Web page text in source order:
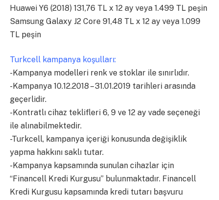
Huawei Y6 (2018) 131,76 TL x 12 ay veya 1.499 TL peşin
Samsung Galaxy J2 Core 91,48 TL x 12 ay veya 1.099
TL peşin
Turkcell kampanya koşulları:
-Kampanya modelleri renk ve stoklar ile sınırlıdır.
-Kampanya 10.12.2018 – 31.01.2019 tarihleri arasında
geçerlidir.
-Kontratlı cihaz teklifleri 6, 9 ve 12 ay vade seçeneği
ile alınabilmektedir.
-Turkcell, kampanya içeriği konusunda değişiklik
yapma hakkını saklı tutar.
-Kampanya kapsamında sunulan cihazlar için
“Financell Kredi Kurgusu” bulunmaktadır. Financell
Kredi Kurgusu kapsamında kredi tutarı başvuru